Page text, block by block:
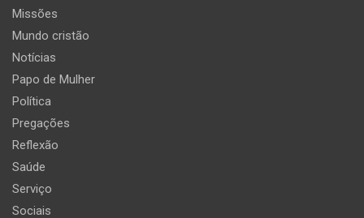
Missões
Mundo cristão
Notícias
Papo de Mulher
Política
Pregações
Reflexão
Saúde
Serviço
Sociais